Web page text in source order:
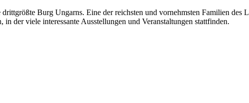
Burg Ungarns. Eine der reichsten und vornehmsten Familien des
der viele interessante Ausstellungen und Veranstaltungen stattfinden.